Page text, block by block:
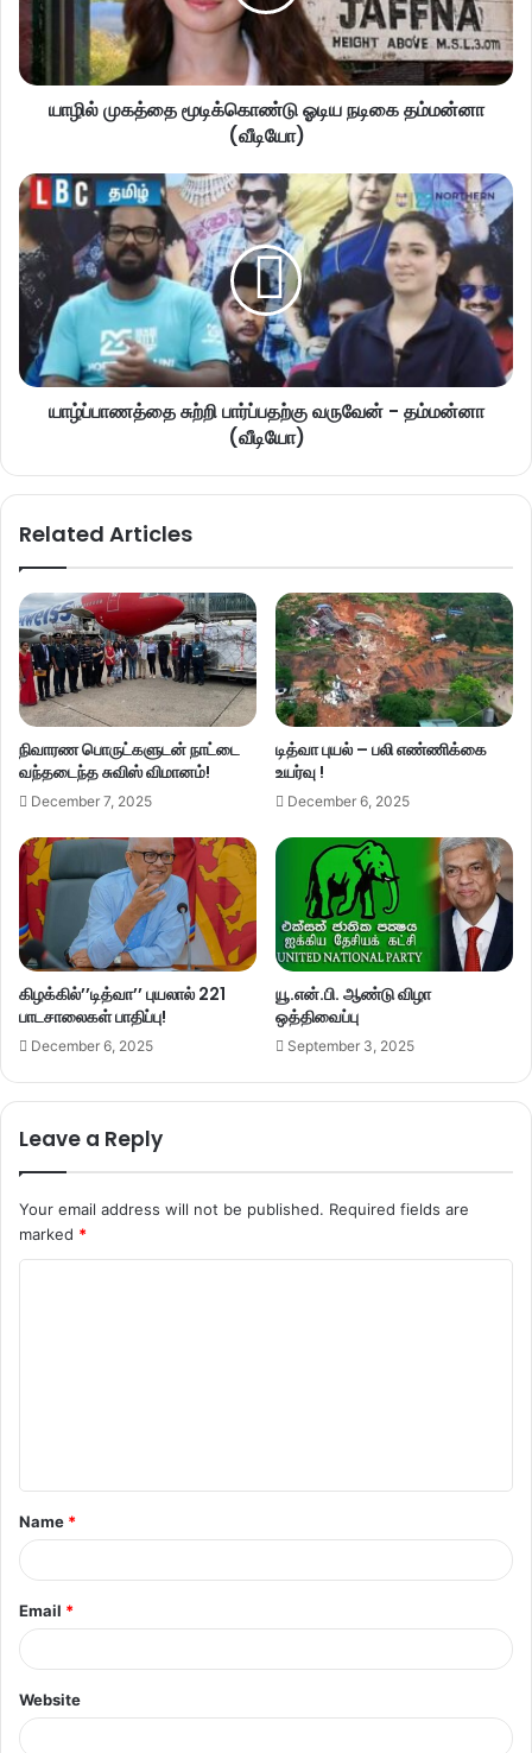
யாழில் முகத்தை மூடிக்கொண்டு ஓடிய நடிகை தம்மன்னா
(வீடியோ)
யாழ்ப்பாணத்தை சுற்றி பார்ப்பதற்கு வருவேன் - தம்மன்னா
(வீடியோ)
Related Articles
நிவாரண பொருட்களுடன் நாட்டை
வந்தடைந்த சுவிஸ் விமானம்!
December 7, 2025
டித்வா புயல் – பலி எண்ணிக்கை
உயர்வு !
December 6, 2025
கிழக்கில்’’டித்வா’’ புயலால் 221
பாடசாலைகள் பாதிப்பு!
December 6, 2025
யூ.என்.பி. ஆண்டு விழா
ஒத்திவைப்பு
September 3, 2025
Leave a Reply
Your email address will not be published. Required fields are
marked *
t
*
Name *
Email *
Website